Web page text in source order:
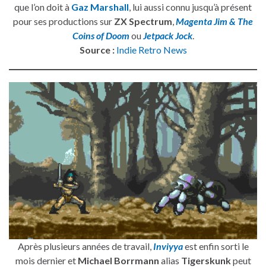
que l’on doit à Gaz Marshall , lui aussi connu jusqu’à présent
pour ses productions sur ZX Spectrum Magenta Jim & The
Coins of Doom ou Jetpack Jock.
Source : Indie Retro News
Après plusieurs années de travail, Inviyyaest enfin sorti le
mois dernier et Michael Borrmann alias Tigerskunkpeut